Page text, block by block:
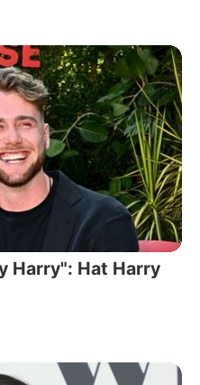
Harry": Hat Harry